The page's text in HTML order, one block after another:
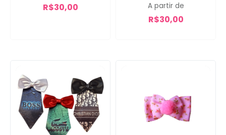
R$30,00 A partir de
R$30,00